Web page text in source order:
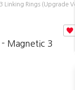
Linking Rings (Upgrade
- Magnetic 3